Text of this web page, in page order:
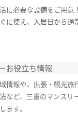
に必要な設備をご用意
に使え、入居日から通
お役立ち情報
情報や、出張・観光旅
など、三重のマンスリ
ます。